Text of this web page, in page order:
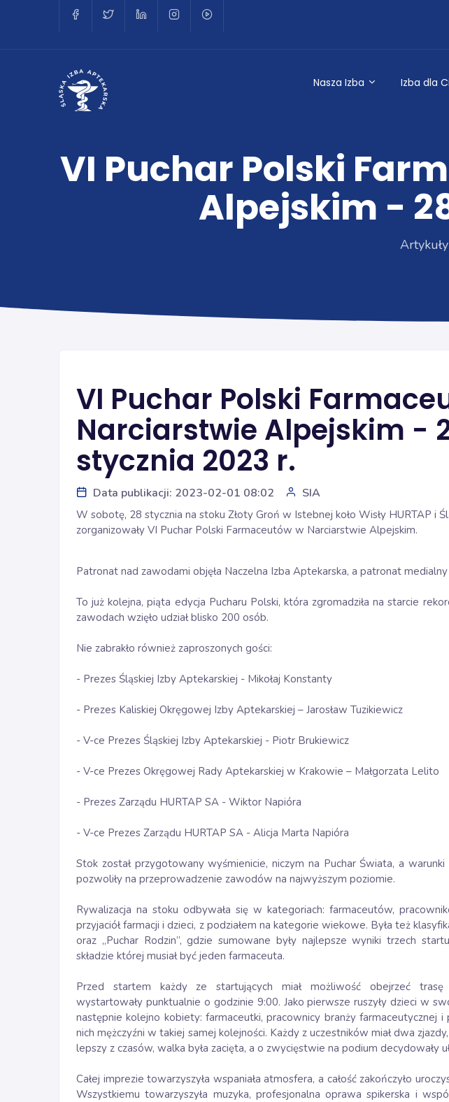
Nasza Izba Izba dla
VI Puchar Polski
Alpejskim -
Artykuły
VI Puchar Polski
Narciarstwie Alpejskim -
stycznia 2023 r.
Data publikacji: 2023-02-01 08:02 SIA
W sobotę, 28 stycznia na stoku Złoty Groń w Istebnej koło Wisły HURTAP i
zorganizowały VI Puchar Polski Farmaceutów w Narciarstwie Alpejskim.
Patronat nad zawodami objęła Naczelna Izba Aptekarska, a patronat
To już kolejna, piąta edycja Pucharu Polski, która zgromadziła na starcie
zawodach wzięło udział blisko 200 osób.
Nie zabrakło również zaproszonych gości:
- Prezes Śląskiej Izby Aptekarskiej - Mikołaj Konstanty
- Prezes Kaliskiej Okręgowej Izby Aptekarskiej – Jarosław Tuzikiewicz
- V-ce Prezes Śląskiej Izby Aptekarskiej - Piotr Brukiewicz
- V-ce Prezes Okręgowej Rady Aptekarskiej w Krakowie – Małgorzata Lelito
- Prezes Zarządu HURTAP SA - Wiktor Napióra
- V-ce Prezes Zarządu HURTAP SA - Alicja Marta Napióra
Stok został przygotowany wyśmienicie, niczym na Puchar Świata, a
pozwoliły na przeprowadzenie zawodów na najwyższym poziomie.
Rywalizacja na stoku odbywała się w kategoriach: farmaceutów,
przyjaciół farmacji i dzieci, z podziałem na kategorie wiekowe. Była też
oraz „Puchar Rodzin”, gdzie sumowane były najlepsze wyniki trzech
składzie której musiał być jeden farmaceuta.
Przed startem każdy ze startujących miał możliwość obejrzeć
wystartowały punktualnie o godzinie 9:00. Jako pierwsze ruszyły dzieci w
następnie kolejno kobiety: farmaceutki, pracownicy branży farmaceutycznej i
nich mężczyźni w takiej samej kolejności. Każdy z uczestników miał dwa
lepszy z czasów, walka była zacięta, a o zwycięstwie na podium decydowały
Całej imprezie towarzyszyła wspaniała atmosfera, a całość zakończyło
Wszystkiemu towarzyszyła muzyka, profesjonalna oprawa spikerska i